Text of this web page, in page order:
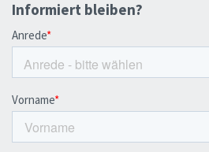
Informiert bleiben?